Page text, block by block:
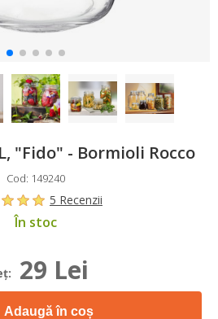
"Fido" - Bormioli Rocco
Cod: 149240
5 Recenzii
În stoc
29 Lei
Adaugă în coș